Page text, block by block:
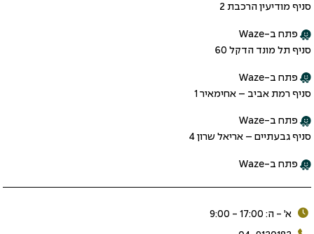
סניף מודיעין הרכבת 2
פתח ב-Waze
סניף תל מונד הדקל 60
פתח ב-Waze
סניף רמת אביב – אחימאיר 1
פתח ב-Waze
סניף גבעתיים – אריאל שרון 4
פתח ב-Waze
א׳ - ה: 17:00 - 9:00